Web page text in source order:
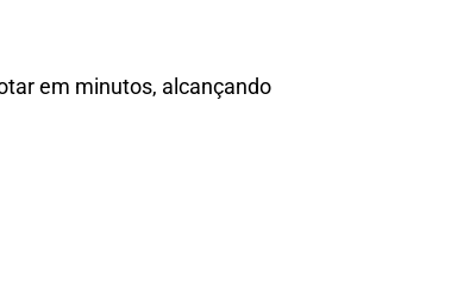
em minutos, alcançando